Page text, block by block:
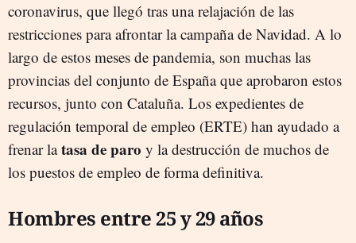
coronavirus, que llegó tras una relajación de las
restricciones para afrontar la campaña de Navidad. A lo
largo de estos meses de pandemia, son muchas las
provincias del conjunto de España que aprobaron estos
recursos, junto con Cataluña. Los expedientes de
regulación temporal de empleo (ERTE) han ayudado a
frenar latasa de paro y la destrucción de muchos de
los puestos de empleo de forma definitiva.
Hombres entre 25 y 29 años